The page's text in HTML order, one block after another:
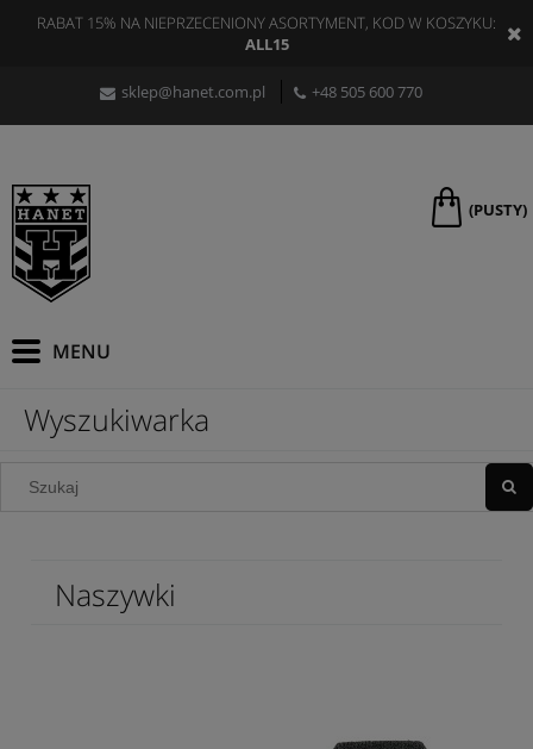
RABAT 15% NA NIEPRZECENIONY ASORTYMENT, KOD W KOSZYKU:
ALL15
sklep@hanet.com.pl +48 505 600 770
(PUSTY)
Wyszukiwarka
Naszywki